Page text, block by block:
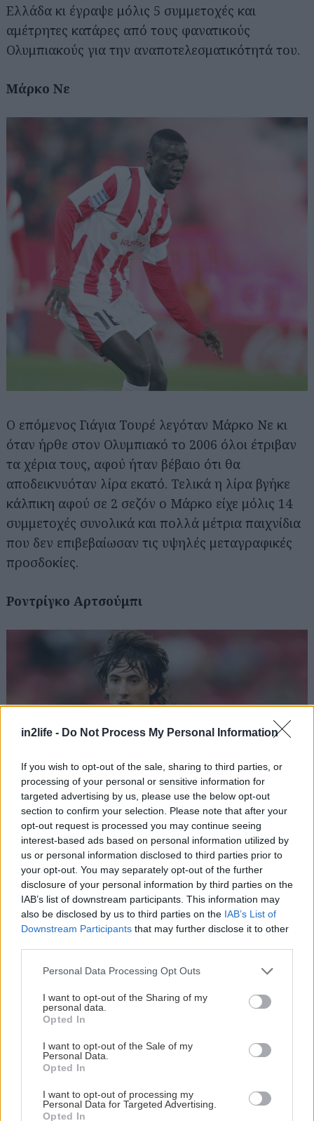
in2life - Do Not Process My Personal Information
If you wish to opt-out of the sale, sharing to third parties, or
processing of your personal or sensitive information for
targeted advertising by us, please use the below opt-out
section to confirm your selection. Please note that after your
opt-out request is processed you may continue seeing
interest-based ads based on personal information utilized by
us or personal information disclosed to third parties prior to
your opt-out. You may separately opt-out of the further
disclosure of your personal information by third parties on the
IAB’s list of downstream participants. This information may
also be disclosed by us to third parties on the IAB’s List of
Downstream Participants that may further disclose it to other
Please note that this website/app uses one or more Google
not limited to your visit or usage behaviour. You may click to
grant or deny consent to Google and its third-party tags to
use your data for below specified purposes in below Google
consent section.
Personal Data Processing Opt Outs
I want to opt-out of the Sharing of my
personal data.
Opted In
I want to opt-out of the Sale of my
Personal Data.
Opted In
I want to opt-out of processing my
Personal Data for Targeted Advertising.
Opted In
Ελλάδα κι έγραψε μόλις 5 συμμετοχές και
αμέτρητες κατάρες από τους φανατικούς
Ολυμπιακούς για την αναποτελεσματικότητά του.
Μάρκο Νε
Ο επόμενος Γιάγια Τουρέ λεγόταν Μάρκο Νε κι
όταν ήρθε στον Ολυμπιακό το 2006 όλοι έτριβαν
τα χέρια τους, αφού ήταν βέβαιο ότι θα
αποδεικνυόταν λίρα εκατό. Τελικά η λίρα βγήκε
κάλπικη αφού σε 2 σεζόν ο Μάρκο είχε μόλις 14
συμμετοχές συνολικά και πολλά μέτρια παιχνίδια
που δεν επιβεβαίωσαν τις υψηλές μεταγραφικές
προσδοκίες.
Ροντρίγκο Αρτσούμπι
Συμπαίκτης του Μέσι στην Εθνική Νέων της
Αργεντινής ο Ροντρίγκο Αρτσούμπι ήρθε με
περγαμηνές νέου Μαραντόνα στην Ελλάδα το
2006 κι έφυγε με τις ευχές όλων των φιλάθλων
αριστερό του και οι τιτανομέγιστες ντρίπλες του,
δεν εμφανίστηκαν ποτέ στο χορτάρι των
ελληνικών γηπέδων. Αποχώρησε στο τέλος της
σεζόν 2006-2007 με 4 μόλις συμμετοχές.
Φέλιξ Αμποάγκουε
Αναζήτηση